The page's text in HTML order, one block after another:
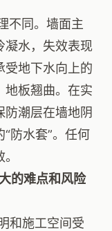
不同。墙面主
凝水，失效表现
受地下水向上的
地板翘曲。在实
防潮层在墙地阴
防水套”。任何
的难点和风险
和施工空间受